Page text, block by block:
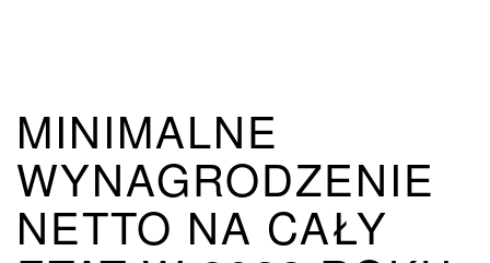
MINIMALNE
WYNAGRODZENIE
NETTO NA CAŁY